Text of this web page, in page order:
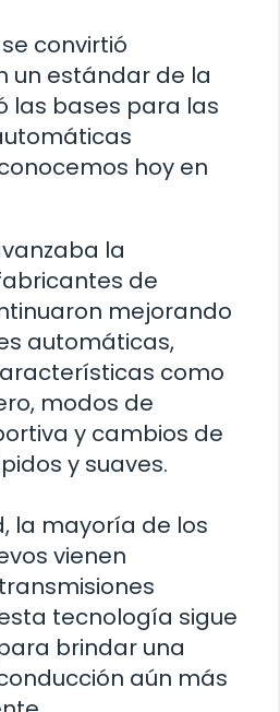
convirtió
un estándar de la
las bases para las
hoy en
la
de
mejorando
automáticas,
como
modos de
y cambios de
y suaves.
la mayoría de los
vienen
tecnología sigue
brindar una
aún más